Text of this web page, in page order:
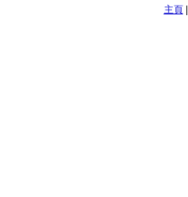
主頁|